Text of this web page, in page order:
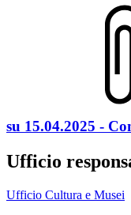
su 15.04.2025 -
Ufficio
Ufficio Cultura e Musei